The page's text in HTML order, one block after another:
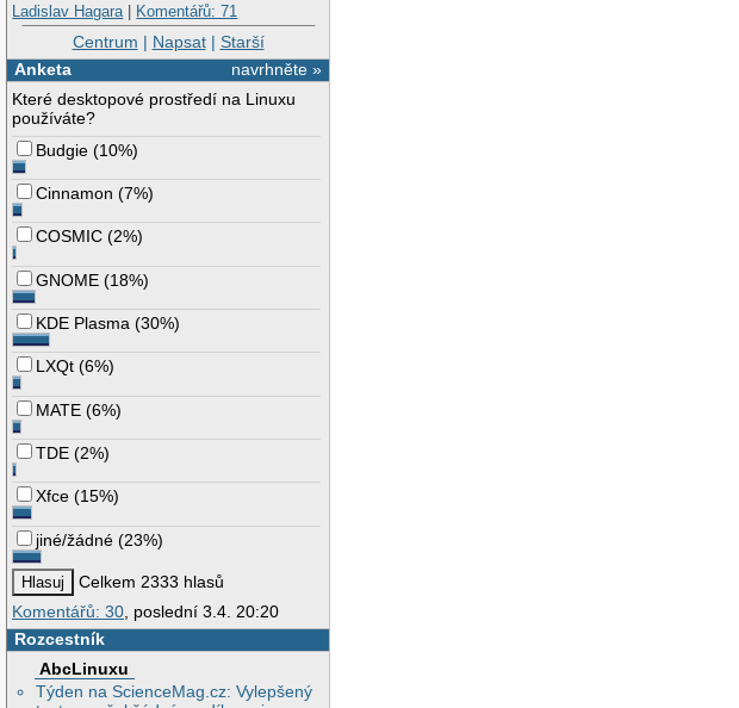
Ladislav Hagara | Komentářů: 71
Centrum | Napsat| Starší
navrhněte »
Anketa
Které desktopové prostředí na Linuxu
používáte?
Budgie (10%)
Cinnamon (7%)
COSMIC (2%)
GNOME (18%)
KDE Plasma (30%)
LXQt (6%)
MATE (6%)
TDE (2%)
Xfce (15%)
jiné/žádné (23%)
Celkem 2333 hlasů
Komentářů: 30, poslední 3.4. 20:20
Rozcestník
AbcLinuxu
Týden na ScienceMag.cz: Vylepšený